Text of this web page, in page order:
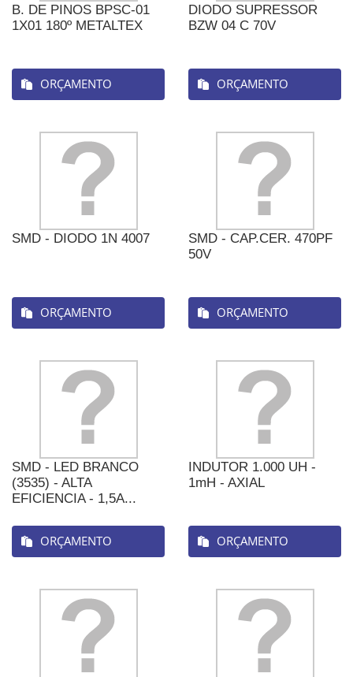
B. DE PINOS BPSC-01
1X01 180º METALTEX
ORÇAMENTO
DIODO SUPRESSOR
BZW 04 C 70V
ORÇAMENTO
SMD - DIODO 1N 4007
ORÇAMENTO
SMD - CAP.CER. 470PF
50V
ORÇAMENTO
SMD - LED BRANCO
(3535) - ALTA
EFICIENCIA - 1,5A...
ORÇAMENTO
INDUTOR 1.000 UH -
1mH - AXIAL
ORÇAMENTO